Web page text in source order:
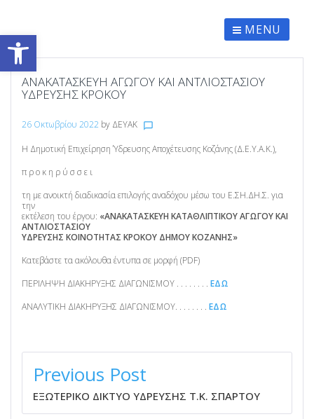
Ανοίξτε τη γραμμή εργαλείων MENU
ΑΝΑΚΑΤΑΣΚΕΥΗ ΑΓΩΓΟΥ ΚΑΙ ΑΝΤΛΙΟΣΤΑΣΙΟΥ
ΥΔΡΕΥΣΗΣ ΚΡΟΚΟΥ
26 Οκτωβρίου 2022 by ΔΕΥΑΚ chat_bubble_outline
Η Δημοτική Επιχείρηση Ύδρευσης Αποχέτευσης Κοζάνης (Δ.Ε.Υ.Α.Κ.),
π ρ ο κ η ρ ύ σ σ ε ι
τη με ανοικτή διαδικασία επιλογής αναδόχου μέσω του Ε.ΣΗ.ΔΗ.Σ. για
την
εκτέλεση του έργου: «ΑΝΑΚΑΤΑΣΚΕΥΗ ΚΑΤΑΘΛΙΠΤΙΚΟΥ ΑΓΩΓΟΥ ΚΑΙ
ΑΝΤΛΙΟΣΤΑΣΙΟΥ
ΥΔΡΕΥΣΗΣ ΚΟΙΝΟΤΗΤΑΣ ΚΡΟΚΟΥ ΔΗΜΟΥ ΚΟΖΑΝΗΣ»
Κατεβάστε τα ακόλουθα έντυπα σε μορφή (PDF)
ΠΕΡΙΛΗΨΗ ΔΙΑΚΗΡΥΞΗΣ ΔΙΑΓΩΝΙΣΜΟΥ . . . . . . . . ΕΔΩ
ANAΛYTIKH ΔΙΑΚΗΡΥΞΗΣ ΔΙΑΓΩΝΙΣΜΟΥ. . . . . . . . ΕΔΩ
ΠΛΟΉΓΗΣΗ
ΆΡΘΡΩΝ
Previous Post
ΕΞΩΤΕΡΙΚΟ ΔΙΚΤΥΟ ΥΔΡΕΥΣΗΣ Τ.Κ. ΣΠΑΡΤΟΥ